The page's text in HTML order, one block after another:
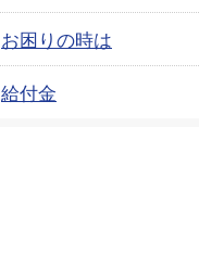
お困りの時は
給付金